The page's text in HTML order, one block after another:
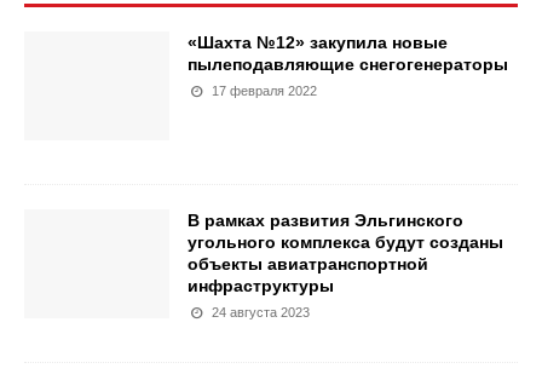
«Шахта №12» закупила новые
пылеподавляющие снегогенераторы
17 февраля 2022
В рамках развития Эльгинского
угольного комплекса будут созданы
объекты авиатранспортной
инфраструктуры
24 августа 2023